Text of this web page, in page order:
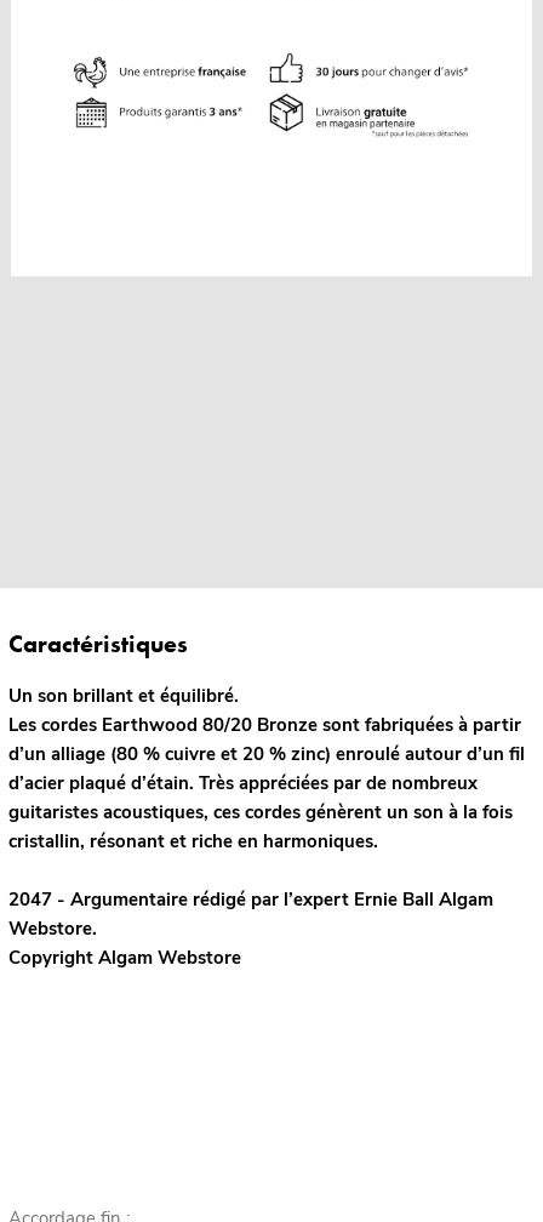
Caractéristiques
Un son brillant et équilibré.
Les cordes Earthwood 80/20 Bronze sont fabriquées à partir
d’un alliage (80 % cuivre et 20 % zinc) enroulé autour d’un fil
d’acier plaqué d’étain. Très appréciées par de nombreux
guitaristes acoustiques, ces cordes génèrent un son à la fois
cristallin, résonant et riche en harmoniques.
2047 - Argumentaire rédigé par l’expert Ernie Ball Algam
Webstore.
Copyright Algam Webstore